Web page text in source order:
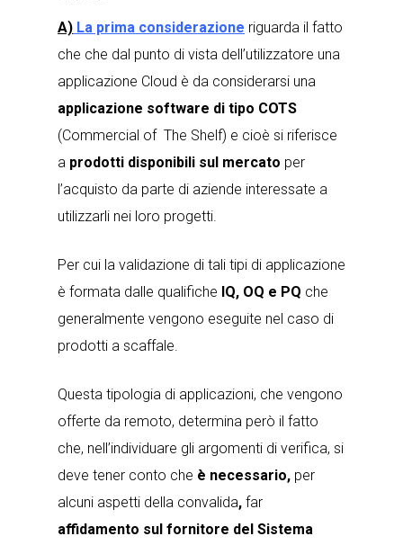
A) La prima considerazione riguarda il fatto
che che dal punto di vista dell’utilizzatore una
applicazione Cloud è da considerarsi una
applicazione software di tipo COTS
(Commercial of The Shelf) e cioè si riferisce
a prodotti disponibili sul mercato per
l’acquisto da parte di aziende interessate a
utilizzarli nei loro progetti.
Per cui la validazione di tali tipi di applicazione
è formata dalle qualifiche IQ, OQ e PQ che
generalmente vengono eseguite nel caso di
prodotti a scaffale.
Questa tipologia di applicazioni, che vengono
offerte da remoto, determina però il fatto
che, nell’individuare gli argomenti di verifica, si
deve tener conto che è necessario, per
alcuni aspetti della convalida, far
affidamento sul fornitore del Sistema